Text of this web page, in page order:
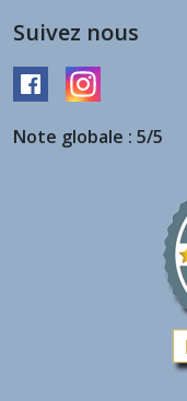
Suivez nous
Note globale : 5/5